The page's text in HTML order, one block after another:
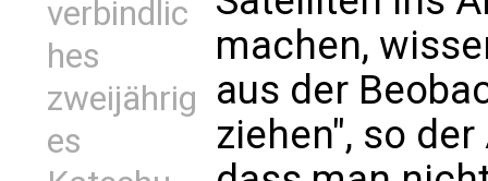
verbindlic
hes
zweijährig
es
machen,
aus der
ziehen", so